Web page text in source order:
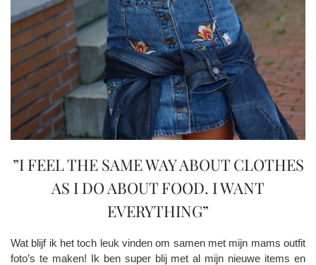
”I FEEL THE SAME WAY ABOUT CLOTHES
AS I DO ABOUT FOOD. I WANT
EVERYTHING”
Wat blijf ik het toch leuk vinden om samen met mijn mams outfit
foto’s te maken! Ik ben super blij met al mijn nieuwe items en